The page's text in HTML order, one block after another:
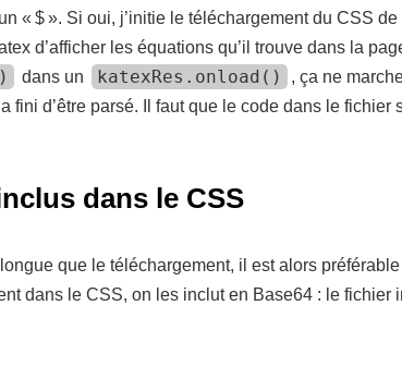
« $ ». Si oui, j’initie le téléchargement du CSS
d’afficher les équations qu’il trouve dans la
dans un katexRes.onload() , ça ne
fini d’être parsé. Il faut que le code dans le fichier
dans le CSS
que le téléchargement, il est alors
dans le CSS, on les inclut en Base64 : le fichier